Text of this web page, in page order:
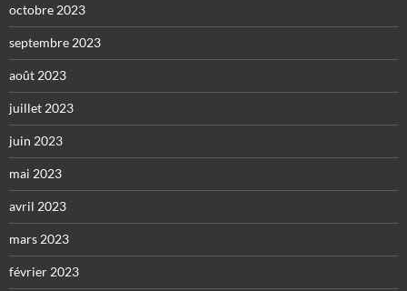
octobre 2023
septembre 2023
août 2023
juillet 2023
juin 2023
mai 2023
avril 2023
mars 2023
février 2023